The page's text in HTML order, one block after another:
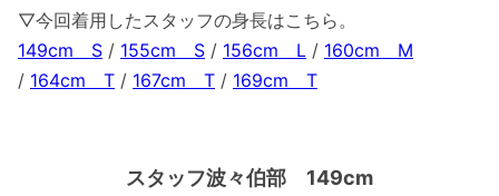
▽今回着用したスタッフの身長はこちら。
149cm S / 155cm S / 156cm L / 160cm M
/ 164cm T / 167cm T / 169cm T
スタッフ波々伯部 149cm